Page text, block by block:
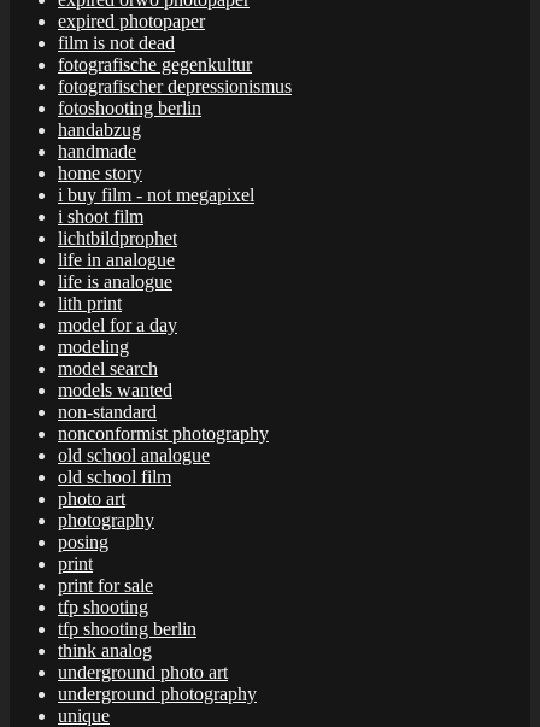
expired photopaper
film is not dead
fotografische gegenkultur
fotografischer depressionismus
fotoshooting berlin
handabzug
handmade
home story
i buy film - not megapixel
i shoot film
lichtbildprophet
life in analogue
life is analogue
lith print
model for a day
modeling
model search
models wanted
non-standard
nonconformist photography
old school analogue
old school film
photo art
photography
posing
print
print for sale
tfp shooting
tfp shooting berlin
think analog
underground photo art
underground photography
unique